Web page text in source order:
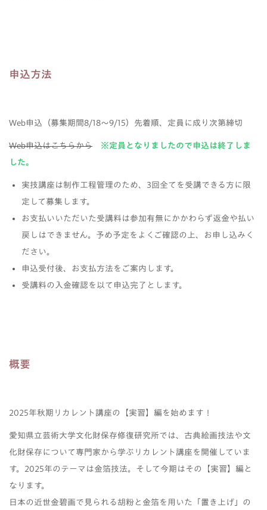
申込方法
Web申込（募集期間8/18～9/15）先着順、定員に成り次第締切
Web申込はこちらから
※定員となりましたので申込は終了しま
した。
実技講座は制作工程管理のため、3回全てを受講できる方に限
定して募集します。
お支払いいただいた受講料は参加有無にかかわらず返金や払い
戻しはできません。予め予定をよくご確認の上、お申し込みく
ださい。
申込受付後、お支払方法をご案内します。
受講料の入金確認を以て申込完了とします。
概要
2025年秋期リカレント講座の【実習】編を始めます！
愛知県立芸術大学文化財保存修復研究所では、古典絵画技法や文
化財保存について専門家から学ぶリカレント講座を開催していま
す。2025年のテーマは金箔技法。そして今期はその【実習】編と
なります。
日本の近世金碧画で見られる胡粉と金箔を用いた「置き上げ」の